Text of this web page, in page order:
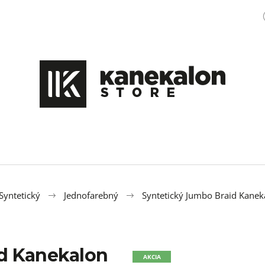
Jednofarebný Syntetický Jumbo Braid
Kanekalon
AKCIA
Čo potrebujete nájsť?
EZ KANEKALON M47